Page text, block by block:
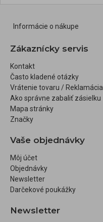
Informácie o nákupe
Zákaznícky servis
Kontakt
Často kladené otázky
Vrátenie tovaru / Reklamácia
Ako správne zabaliť zásielku
Mapa stránky
Značky
Vaše objednávky
Môj účet
Objednávky
Newsletter
Darčekové poukážky
Newsletter